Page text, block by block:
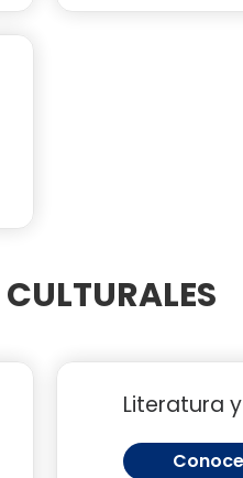
CULTURALES
Literatura